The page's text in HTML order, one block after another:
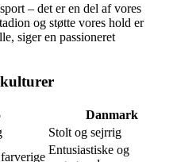
– det er en del af vores
og støtte vores hold er
siger en passioneret
Danmark
Stolt og sejrrig
Entusiastiske og